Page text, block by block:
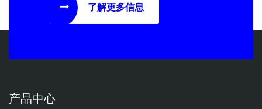
了解更多信息
产品中心